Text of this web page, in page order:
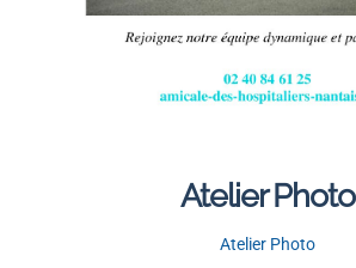
Atelier Photo
Atelier Photo